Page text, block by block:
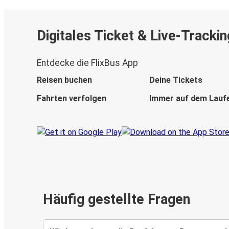
Digitales Ticket & Live-
Entdecke die FlixBus App
Reisen buchen
Deine Tickets
Fahrten verfolgen
Immer auf dem
Häufig gestellte Fragen